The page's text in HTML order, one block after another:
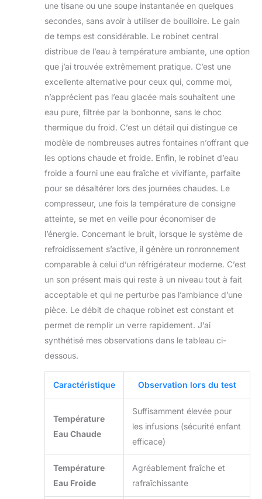
une tisane ou une soupe instantanée en quelques
secondes, sans avoir à utiliser de bouilloire. Le gain
de temps est considérable. Le robinet central
distribue de l’eau à température ambiante, une option
que j’ai trouvée extrêmement pratique. C’est une
excellente alternative pour ceux qui, comme moi,
n’apprécient pas l’eau glacée mais souhaitent une
eau pure, filtrée par la bonbonne, sans le choc
thermique du froid. C’est un détail qui distingue ce
modèle de nombreuses autres fontaines n’offrant que
les options chaude et froide. Enfin, le robinet d’eau
froide a fourni une eau fraîche et vivifiante, parfaite
pour se désaltérer lors des journées chaudes. Le
compresseur, une fois la température de consigne
atteinte, se met en veille pour économiser de
l’énergie. Concernant le bruit, lorsque le système de
refroidissement s’active, il génère un ronronnement
comparable à celui d’un réfrigérateur moderne. C’est
un son présent mais qui reste à un niveau tout à fait
acceptable et qui ne perturbe pas l’ambiance d’une
pièce. Le débit de chaque robinet est constant et
permet de remplir un verre rapidement. J’ai
synthétisé mes observations dans le tableau ci-
dessous.
Caractéristique Observation lors du test
Température
Eau Chaude
Suffisamment élevée pour
les infusions (sécurité enfant
efficace)
Température
Eau Froide
Agréablement fraîche et
rafraîchissante